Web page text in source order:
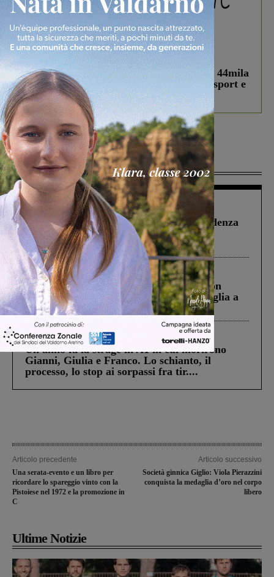
In vetrina 3 Agosto 2026
Estra Notizie agosto: Smart Cities, oltre 44mila
studenti coinvolti, torna il bando per lo sport e
debutta il podcast Estrair
Più lette
Figline Incisa Valdarno 1 Agosto 2026
Piscina di Figline finanziata oltre la scadenza
Pnrr, il gruppo di Fratelli d’Italia: “Un
ringraziamento al Governo”
Cronaca 3 Agosto 2026
Scomparso da una struttura di Castiglion
Fiorentino l’uomo che aveva ucciso la figlia a
Levane nel 2020
Cronaca 4 Agosto 2026
Un anno fa la strage in A1 in cui morirono
Gianni, Giulia e Franco. Lo schianto, il
processo, lo stop ai sorpassi fra tir....
Articolo precedente
Una serata-evento e un libro per
ricordare lo spareggio vinto con la
Pistoiese nel 1972 e la promozione in
C
Articolo successivo
Società ginnica Giglio: Viola Pierazzini
conquista la medaglia d’oro nel corpo
libero
Ultime Notizie